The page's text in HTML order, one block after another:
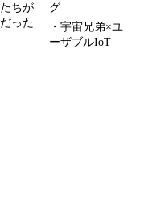
ちが
った
グ
宇宙兄弟×ユ
ーザブルIoT